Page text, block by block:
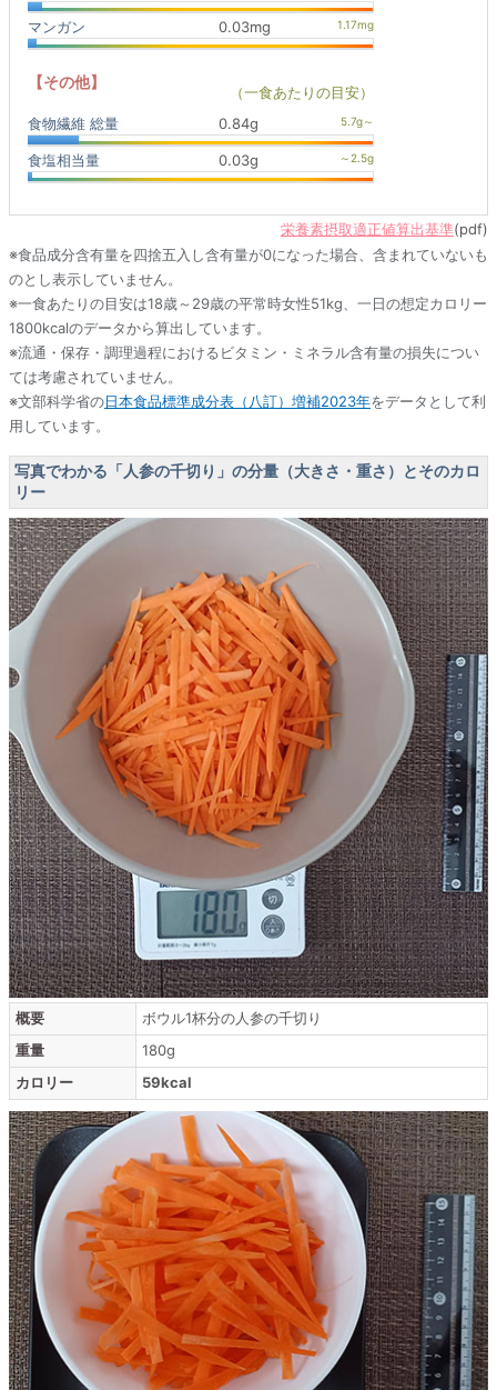
マンガン 0.03mg
【その他】
（一食あたりの目安）
食物繊維 総量
0.84g
食塩相当量 0.03g
栄養素摂取適正値算出基準(pdf)
※食品成分含有量を四捨五入し含有量が0になった場合、含まれていないも
のとし表示していません。
※一食あたりの目安は18歳～29歳の平常時女性51kg、一日の想定カロリー
1800kcalのデータから算出しています。
※流通・保存・調理過程におけるビタミン・ミネラル含有量の損失につい
ては考慮されていません。
※文部科学省の日本食品標準成分表（八訂）増補2023年をデータとして利
用しています。
写真でわかる「人参の千切り」の分量（大きさ・重さ）とそのカロ
リー
概要
ボウル1杯分の人参の千切り
重量
180g
カロリー
59kcal